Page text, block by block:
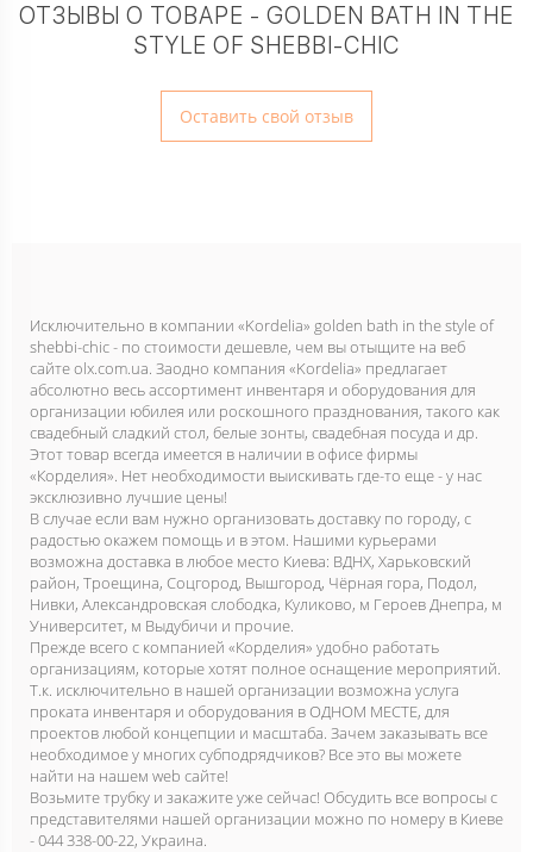
ОТЗЫВЫ О ТОВАРЕ - GOLDEN BATH IN THE
STYLE OF SHEBBI-CHIC
Оставить свой отзыв
Исключительно в компании «Kordelia» golden bath in the style of
shebbi-chic - по стоимости дешевле, чем вы отыщите на веб
сайте olx.com.ua. Заодно компания «Kordelia» предлагает
абсолютно весь ассортимент инвентаря и оборудования для
организации юбилея или роскошного празднования, такого как
свадебный сладкий стол, белые зонты, свадебная посуда и др.
Этот товар всегда имеется в наличии в офисе фирмы
«Корделия». Нет необходимости выискивать где-то еще - у нас
эксклюзивно лучшие цены!
В случае если вам нужно организовать доставку по городу, с
радостью окажем помощь и в этом. Нашими курьерами
возможна доставка в любое место Киева: ВДНХ, Харьковский
район, Троещина, Соцгород, Вышгород, Чёрная гора, Подол,
Нивки, Александровская слободка, Куликово, м Героев Днепра, м
Университет, м Выдубичи и прочие.
Прежде всего с компанией «Корделия» удобно работать
организациям, которые хотят полное оснащение мероприятий.
Т.к. исключительно в нашей организации возможна услуга
проката инвентаря и оборудования в ОДНОМ МЕСТЕ, для
проектов любой концепции и масштаба. Зачем заказывать все
необходимое у многих субподрядчиков? Все это вы можете
найти на нашем web сайте!
Возьмите трубку и закажите уже сейчас! Обсудить все вопросы с
представителями нашей организации можно по номеру в Киеве
- 044 338-00-22, Украина.